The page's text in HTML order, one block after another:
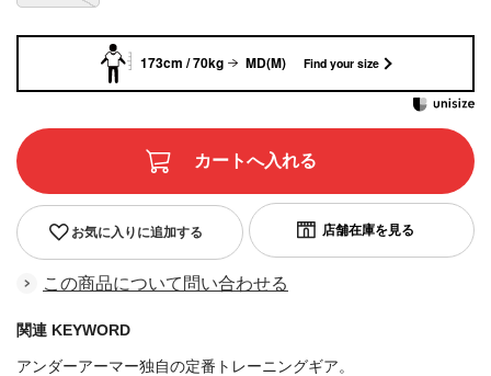
お気に入りに追加する
この商品について問い合わせる
関連 KEYWORD
アンダーアーマー独自の定番トレーニングギア。
173cm / 70kg MD(M) Find your size